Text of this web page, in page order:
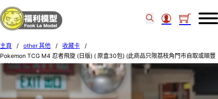
主頁 / other 其他 / 收藏卡
/
Pokemon TCG M4 忍者飛旋 (日版) ( 原盒30包) (此商品只限荔枝角門市自取或順豐